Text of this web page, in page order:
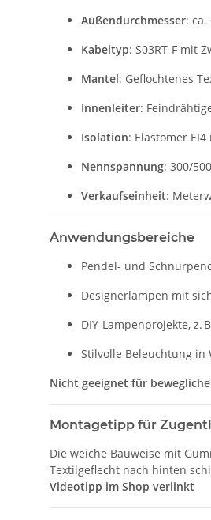
Außendurchmesser: ca.
Kabeltyp: S03RT-F mit
Mantel: Geflochtenes
Innenleiter:
Isolation: Elastomer EI4
Nennspannung: 300/
Verkaufseinheit:
Anwendungsbereiche
Pendel- und
Designerlampen mit
DIY-Lampenprojekte, z.
Stilvolle Beleuchtung in
Nicht geeignet für
Montagetipp für
Die weiche Bauweise mit
Textilgeflecht nach hinten
Videotipp im Shop verlinkt